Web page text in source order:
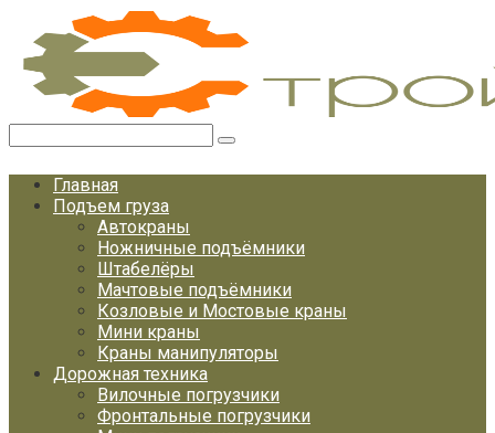
Перейти
контенту
Главная
Подъем груза
Автокраны
Ножничные подъёмники
Штабелёры
Мачтовые подъёмники
Козловые и Мостовые краны
Мини краны
Краны манипуляторы
Дорожная техника
Вилочные погрузчики
Фронтальные погрузчики